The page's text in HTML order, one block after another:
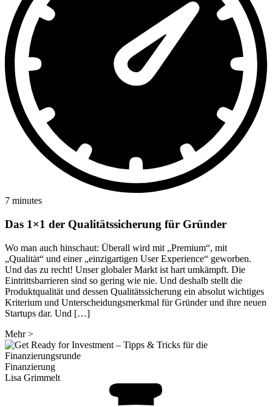
7 minutes
Das 1×1 der Qualitätssicherung für Gründer
Wo man auch hinschaut: Überall wird mit „Premium“, mit
„Qualität“ und einer „einzigartigen User Experience“ geworben.
Und das zu recht! Unser globaler Markt ist hart umkämpft. Die
Eintrittsbarrieren sind so gering wie nie. Und deshalb stellt die
Produktqualität und dessen Qualitätssicherung ein absolut wichtiges
Kriterium und Unterscheidungsmerkmal für Gründer und ihre neuen
Startups dar. Und […]
Mehr>
Finanzierung
Lisa Grimmelt